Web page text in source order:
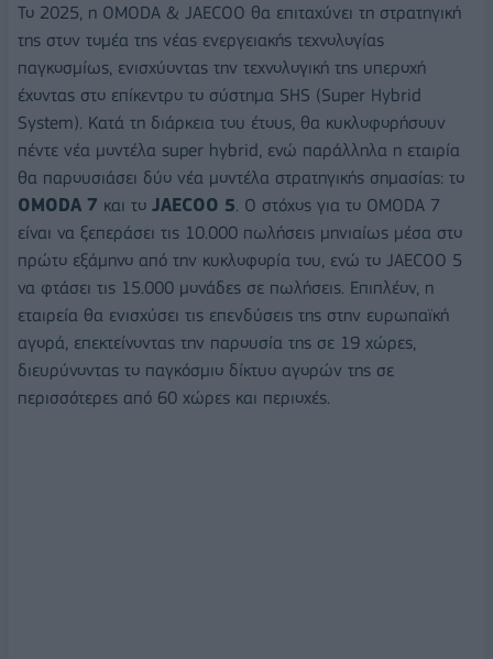
Το 2025, η OMODA & JAECOO θα επιταχύνει τη στρατηγική
της στον τομέα της νέας ενεργειακής τεχνολογίας
παγκοσμίως, ενισχύοντας την τεχνολογική της υπεροχή
έχοντας στο επίκεντρο το σύστημα SHS (Super Hybrid
System). Κατά τη διάρκεια του έτους, θα κυκλοφορήσουν
πέντε νέα μοντέλα super hybrid, ενώ παράλληλα η εταιρία
θα παρουσιάσει δύο νέα μοντέλα στρατηγικής σημασίας: το
OMODA 7 και το JAECOO 5. Ο στόχος για το OMODA 7
είναι να ξεπεράσει τις 10.000 πωλήσεις μηνιαίως μέσα στο
πρώτο εξάμηνο από την κυκλοφορία του, ενώ το JAECOO 5
να φτάσει τις 15.000 μονάδες σε πωλήσεις. Επιπλέον, η
εταιρεία θα ενισχύσει τις επενδύσεις της στην ευρωπαϊκή
αγορά, επεκτείνοντας την παρουσία της σε 19 χώρες,
διευρύνοντας το παγκόσμιο δίκτυο αγορών της σε
περισσότερες από 60 χώρες και περιοχές.